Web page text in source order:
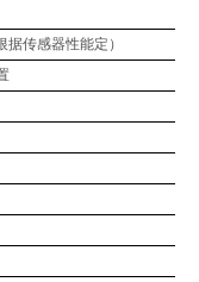
传感器性能定）